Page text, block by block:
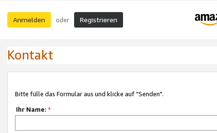
Anmelden oder Registrieren
Kontakt
Bitte fülle das Formular aus und klicke auf "Senden".
Ihr Name: *